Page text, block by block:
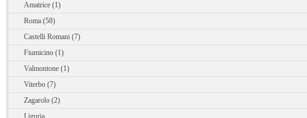
Amatrice (1)
Roma (58)
Castelli Romani (7)
Fiumicino (1)
Valmontone (1)
Viterbo (7)
Zagarolo (2)
Liguria